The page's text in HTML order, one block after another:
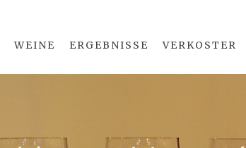
WEINE ERGEBNISSE VERKOSTER